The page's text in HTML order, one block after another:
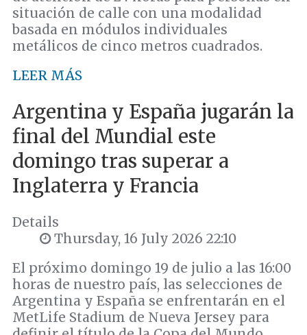
situación de calle con una modalidad
basada en módulos individuales
metálicos de cinco metros cuadrados.
LEER MÁS
Argentina y España jugarán la
final del Mundial este
domingo tras superar a
Inglaterra y Francia
Details
Thursday, 16 July 2026 22:10
El próximo domingo 19 de julio a las 16:00
horas de nuestro país, las selecciones de
Argentina y España se enfrentarán en el
MetLife Stadium de Nueva Jersey para